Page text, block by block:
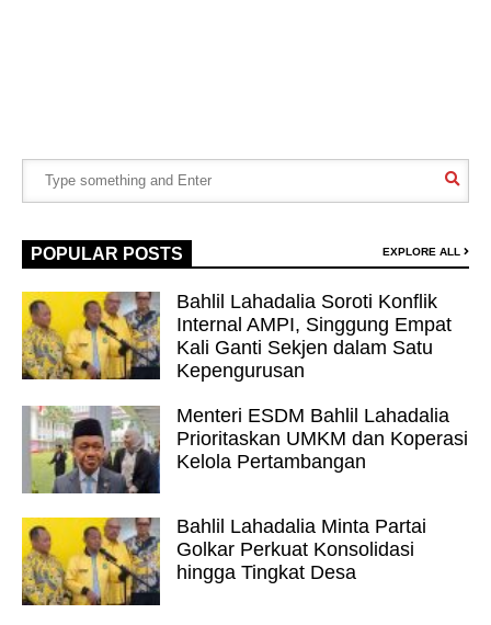
POPULAR POSTS EXPLORE ALL
Bahlil Lahadalia Soroti Konflik
Internal AMPI, Singgung Empat
Kali Ganti Sekjen dalam Satu
Kepengurusan
Menteri ESDM Bahlil Lahadalia
Prioritaskan UMKM dan Koperasi
Kelola Pertambangan
Bahlil Lahadalia Minta Partai
Golkar Perkuat Konsolidasi
hingga Tingkat Desa